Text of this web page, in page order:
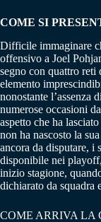
COME SI
Difficile immaginare
offensivo a Joel
segno con quattro reti
elemento
nonostante l’assenza
numerose occasioni
aspetto che ha
non ha nascosto la
ancora da disputare, i
disponibile nei
inizio stagione,
dichiarato da squadra
COME ARRIVA LA